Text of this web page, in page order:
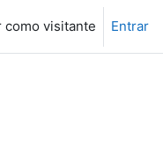
como visitante Entrar